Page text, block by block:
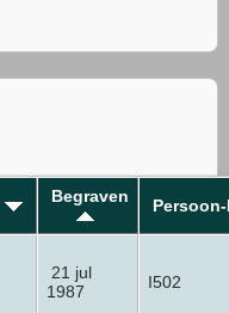
Begraven Persoon-
21 jul
1987
I502